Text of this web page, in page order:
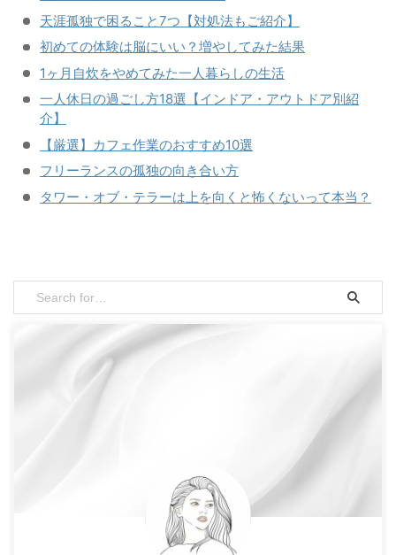
天涯孤独で困ること7つ【対処法もご紹介】
初めての体験は脳にいい？増やしてみた結果
1ヶ月自炊をやめてみた一人暮らしの生活
一人休日の過ごし方18選【インドア・アウトドア別紹
介】
【厳選】カフェ作業のおすすめ10選
フリーランスの孤独の向き合い方
タワー・オブ・テラーは上を向くと怖くないって本当？